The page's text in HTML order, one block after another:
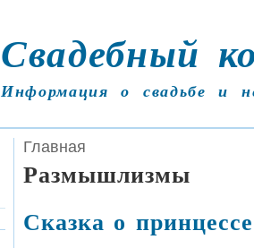
Свадебный
Информация о свадьбе и
Главная
Размышлизмы
Сказка о принцессе